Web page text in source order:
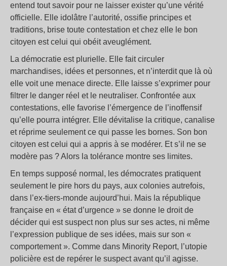
entend tout savoir pour ne laisser exister qu’une vérité
officielle. Elle idolâtre l’autorité, ossifie principes et
traditions, brise toute contestation et chez elle le bon
citoyen est celui qui obéit aveuglément.
La démocratie est plurielle. Elle fait circuler
marchandises, idées et personnes, et n’interdit que là où
elle voit une menace directe. Elle laisse s’exprimer pour
filtrer le danger réel et le neutraliser. Confrontée aux
contestations, elle favorise l’émergence de l’inoffensif
qu’elle pourra intégrer. Elle dévitalise la critique, canalise
et réprime seulement ce qui passe les bornes. Son bon
citoyen est celui qui a appris à se modérer. Et s’il ne se
modère pas ? Alors la tolérance montre ses limites.
En temps supposé normal, les démocrates pratiquent
seulement le pire hors du pays, aux colonies autrefois,
dans l’ex-tiers-monde aujourd’hui. Mais la république
française en « état d’urgence » se donne le droit de
décider qui est suspect non plus sur ses actes, ni même
l’expression publique de ses idées, mais sur son «
comportement ». Comme dans Minority Report, l’utopie
policière est de repérer le suspect avant qu’il agisse.